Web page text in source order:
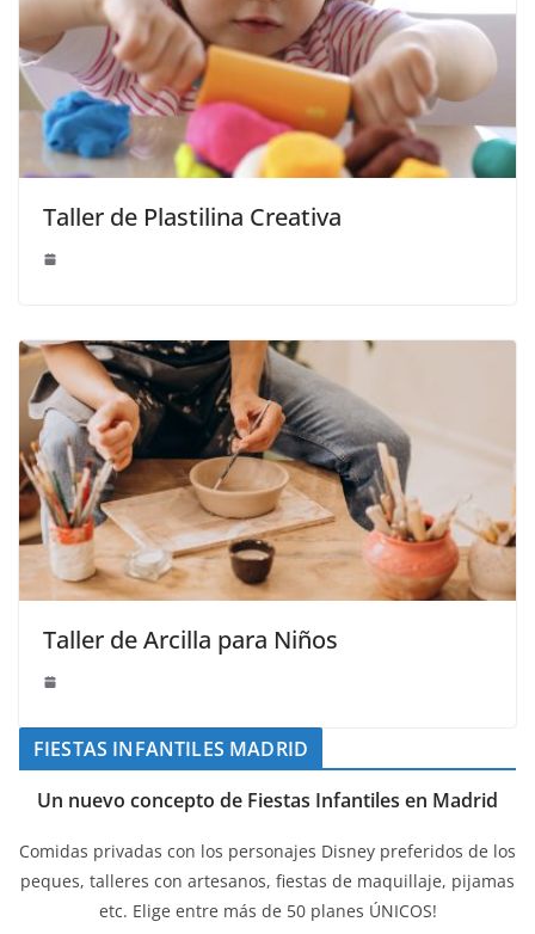
Taller de Plastilina Creativa
Taller de Arcilla para Niños
FIESTAS INFANTILES MADRID
Un nuevo concepto de Fiestas Infantiles en Madrid
Comidas privadas con los personajes Disney preferidos de los
peques, talleres con artesanos, fiestas de maquillaje, pijamas
etc. Elige entre más de 50 planes ÚNICOS!